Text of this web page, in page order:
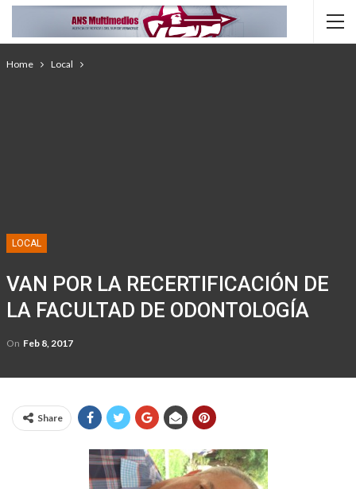
Home Local
LOCAL
VAN POR LA RECERTIFICACIÓN DE
LA FACULTAD DE ODONTOLOGÍA
On Feb 8, 2017
Share